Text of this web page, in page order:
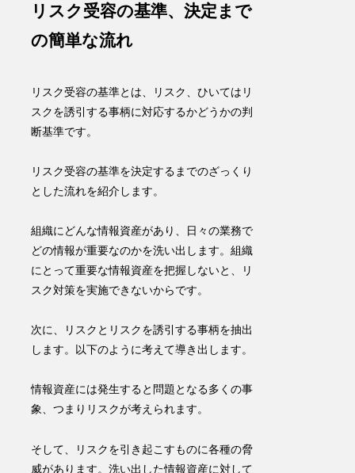
リスク受容の基準、決定まで
の簡単な流れ
リスク受容の基準とは、リスク、ひいてはリ
スクを誘引する事柄に対応するかどうかの判
断基準です。
リスク受容の基準を決定するまでのざっくり
とした流れを紹介します。
組織にどんな情報資産があり、日々の業務で
どの情報が重要なのかを洗い出します。組織
にとって重要な情報資産を把握しないと、リ
スク対策を実施できないからです。
次に、リスクとリスクを誘引する事柄を抽出
します。
以下のように考えて導き出します。
情報資産には発生すると問題となる多くの事
象、つまりリスクが考えられます。
そして、リスクを引き起こすものに各種の脅
威があります。洗い出した情報資産に対して